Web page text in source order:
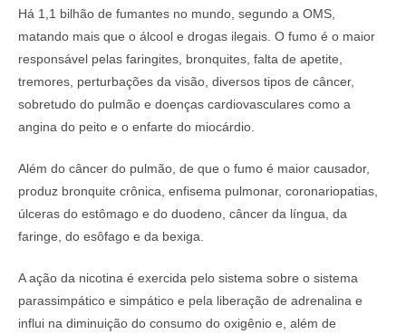
Há 1,1 bilhão de fumantes no mundo, segundo a OMS,
matando mais que o álcool e drogas ilegais. O fumo é o maior
responsável pelas faringites, bronquites, falta de apetite,
tremores, perturbações da visão, diversos tipos de câncer,
sobretudo do pulmão e doenças cardiovasculares como a
angina do peito e o enfarte do miocárdio.
Além do câncer do pulmão, de que o fumo é maior causador,
produz bronquite crônica, enfisema pulmonar, coronariopatias,
úlceras do estômago e do duodeno, câncer da língua, da
faringe, do esôfago e da bexiga.
A ação da nicotina é exercida pelo sistema sobre o sistema
parassimpático e simpático e pela liberação de adrenalina e
influi na diminuição do consumo do oxigênio e, além de